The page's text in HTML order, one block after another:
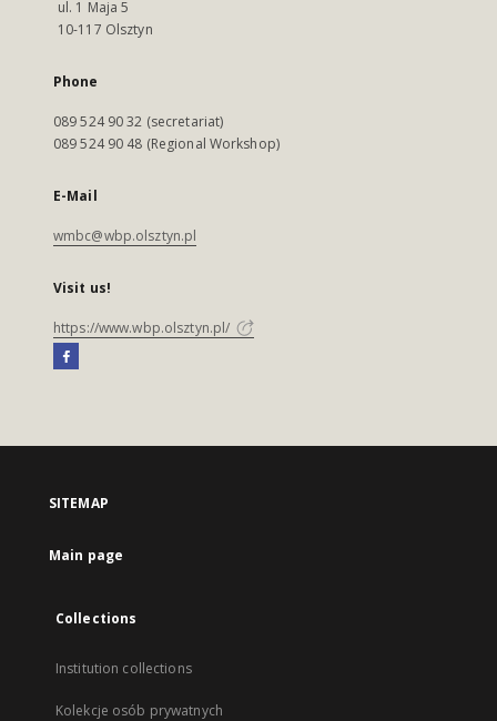
ul. 1 Maja 5
10-117 Olsztyn
Phone
089 524 90 32 (secretariat)
089 524 90 48 (Regional Workshop)
E-Mail
wmbc@wbp.olsztyn.pl
Visit us!
https://www.wbp.olsztyn.pl/
SITEMAP
Main page
Collections
Institution collections
Kolekcje osób prywatnych